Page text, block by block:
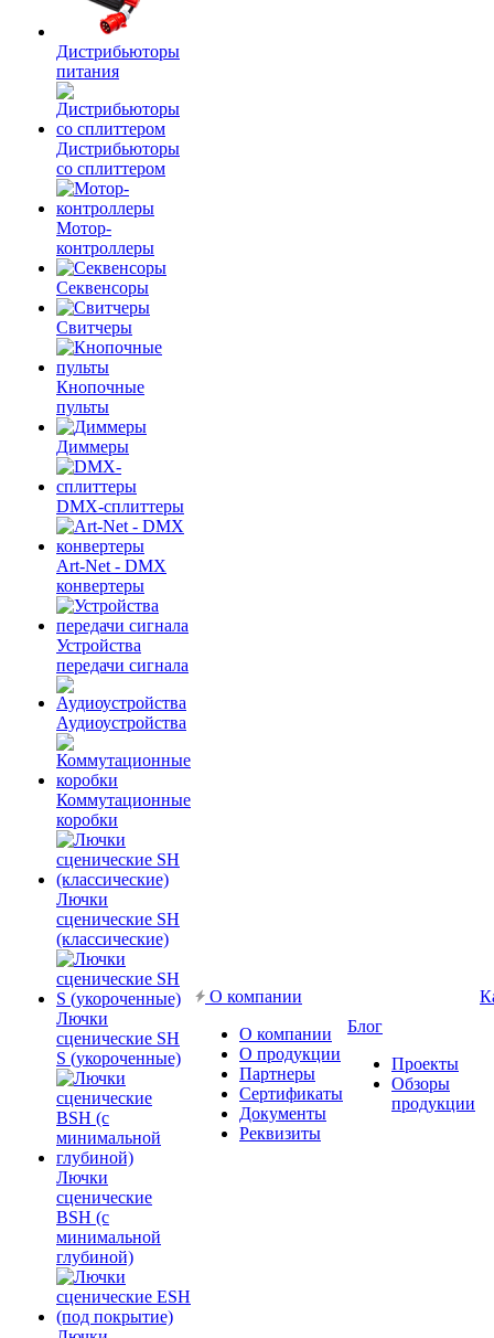
Дистрибьюторы
питания
Дистрибьюторы
со сплиттером
Мотор-
контроллеры
Секвенсоры
Свитчеры
Кнопочные
пульты
Диммеры
DMX-сплиттеры
Art-Net - DMX
конвертеры
Устройства
передачи сигнала
Аудиоустройства
Коммутационные
коробки
Лючки
сценические SH
(классические)
Лючки
сценические SH
S (укороченные)
Лючки
сценические
BSH (с
минимальной
глубиной)
О компании
О компании
О продукции
Партнеры
Сертификаты
Документы
Реквизиты
Блог
Проекты
Обзоры
продукции